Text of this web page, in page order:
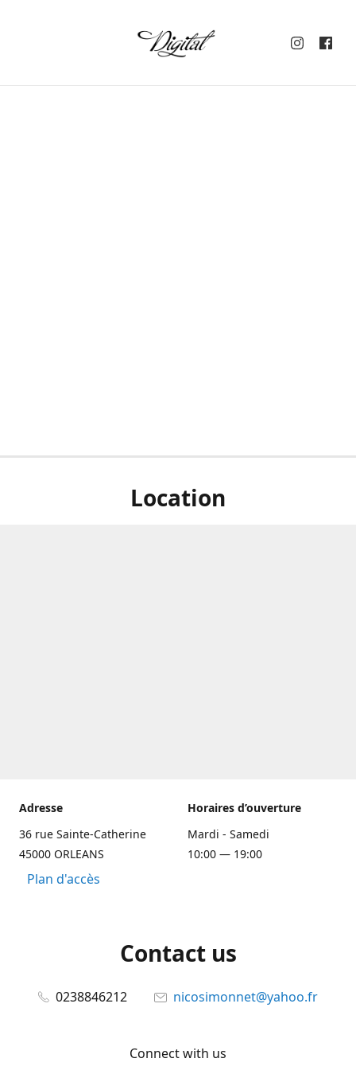
Location
Adresse
36 rue Sainte-Catherine
45000 ORLEANS
Plan d'accès
Horaires d’ouverture
Mardi - Samedi
10:00 — 19:00
Contact us
0238846212 nicosimonnet@yahoo.fr
Connect with us